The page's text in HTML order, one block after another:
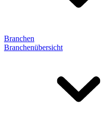
Branchen
Branchenübersicht